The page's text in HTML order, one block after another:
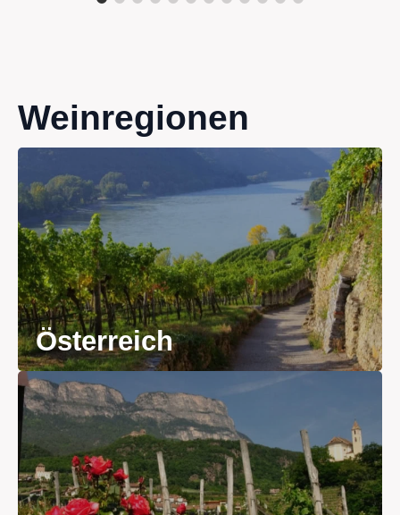
Weinregionen
Österreich